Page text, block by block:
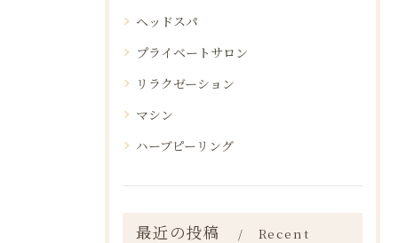
ヘッドスパ
プライベートサロン
リラクゼーション
マシン
ハーブピーリング
最近の投稿
Recent